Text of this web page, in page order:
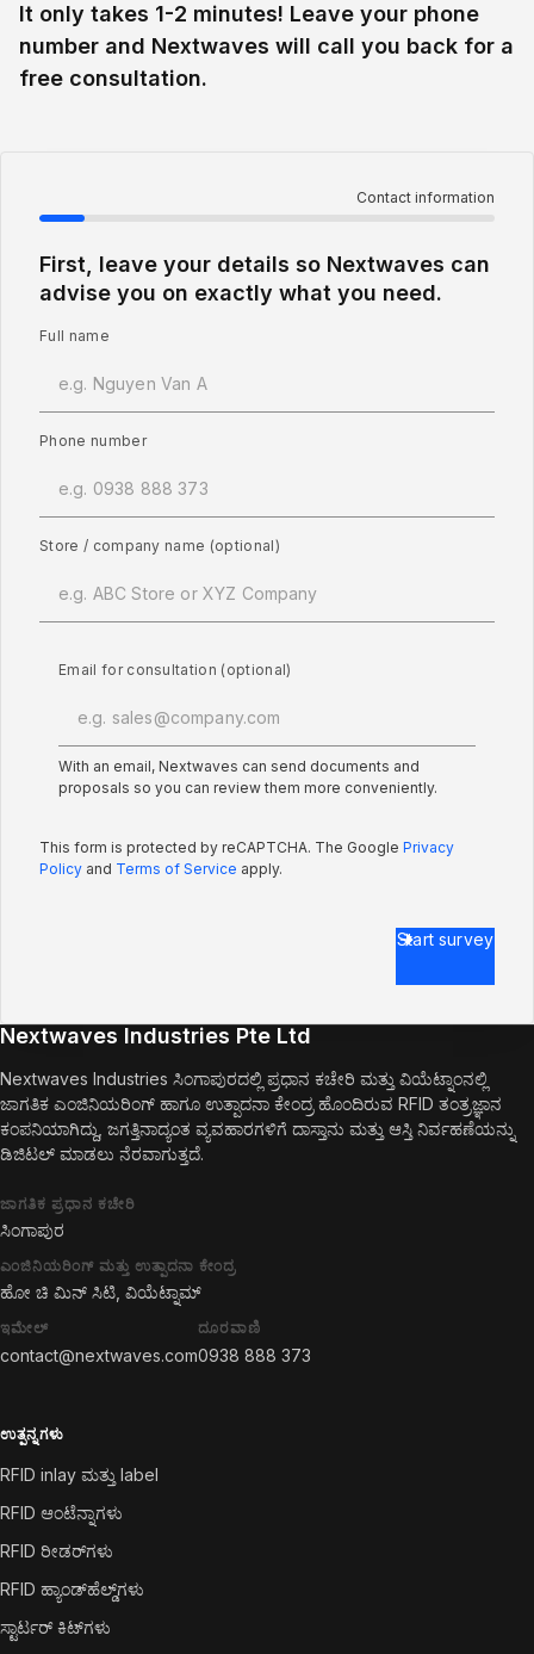
It only takes 1-2 minutes! Leave your phone
number and Nextwaves will call you back for a
free consultation.
Contact information
First, leave your details so Nextwaves can
advise you on exactly what you need.
Full name
Phone number
Store / company name (optional)
Email for consultation (optional)
With an email, Nextwaves can send documents and
proposals so you can review them more conveniently.
This form is protected by reCAPTCHA. The Google Privacy
Policy and Terms of Service apply.
Start survey
Nextwaves Industries Pte Ltd
Nextwaves Industries ಸಿಂಗಾಪುರದಲ್ಲಿ ಪ್ರಧಾನ ಕಚೇರಿ ಮತ್ತು ವಿಯೆಟ್ನಾಂನಲ್ಲಿ
ಜಾಗತಿಕ ಎಂಜಿನಿಯರಿಂಗ್ ಹಾಗೂ ಉತ್ಪಾದನಾ ಕೇಂದ್ರ ಹೊಂದಿರುವ RFID ತಂತ್ರಜ್ಞಾನ
ಕಂಪನಿಯಾಗಿದ್ದು, ಜಗತ್ತಿನಾದ್ಯಂತ ವ್ಯವಹಾರಗಳಿಗೆ ದಾಸ್ತಾನು ಮತ್ತು ಆಸ್ತಿ ನಿರ್ವಹಣೆಯನ್ನು
ಡಿಜಿಟಲ್ ಮಾಡಲು ನೆರವಾಗುತ್ತದೆ.
ಜಾಗತಿಕ ಪ್ರಧಾನ ಕಚೇರಿ
ಸಿಂಗಾಪುರ
ಎಂಜಿನಿಯರಿಂಗ್ ಮತ್ತು ಉತ್ಪಾದನಾ ಕೇಂದ್ರ
ಹೋ ಚಿ ಮಿನ್ ಸಿಟಿ, ವಿಯೆಟ್ನಾಮ್
ಇಮೇಲ್
contact@nextwaves.com
ದೂರವಾಣಿ
0938 888 373
ಉತ್ಪನ್ನಗಳು
RFID inlay ಮತ್ತು label
RFID ಆಂಟೆನ್ನಾಗಳು
RFID ರೀಡರ್‌ಗಳು
RFID ಹ್ಯಾಂಡ್‌ಹೆಲ್ಡ್‌ಗಳು
ಸ್ಟಾರ್ಟರ್ ಕಿಟ್‌ಗಳು